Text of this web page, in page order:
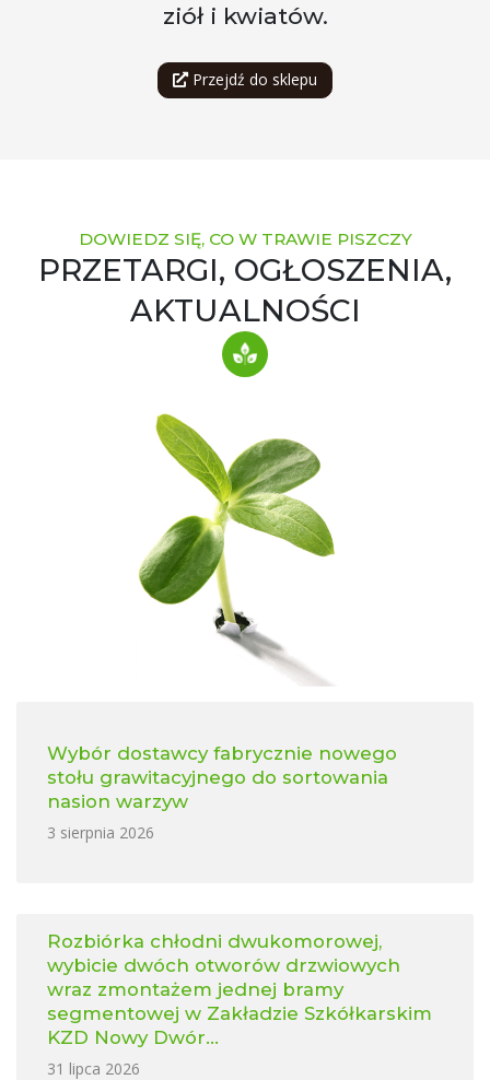
ziół i kwiatów.
Przejdź do sklepu
DOWIEDZ SIĘ, CO W TRAWIE PISZCZY
PRZETARGI, OGŁOSZENIA,
AKTUALNOŚCI
Wybór dostawcy fabrycznie nowego
stołu grawitacyjnego do sortowania
nasion warzyw
3 sierpnia 2026
Rozbiórka chłodni dwukomorowej,
wybicie dwóch otworów drzwiowych
wraz zmontażem jednej bramy
segmentowej w Zakładzie Szkółkarskim
KZD Nowy Dwór...
31 lipca 2026